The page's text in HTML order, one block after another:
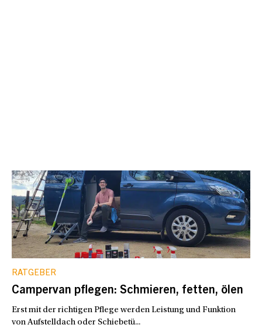
RATGEBER
Campervan pflegen: Schmieren, fetten, ölen
Erst mit der richtigen Pflege werden Leistung und Funktion
von Aufstelldach oder Schiebetü...